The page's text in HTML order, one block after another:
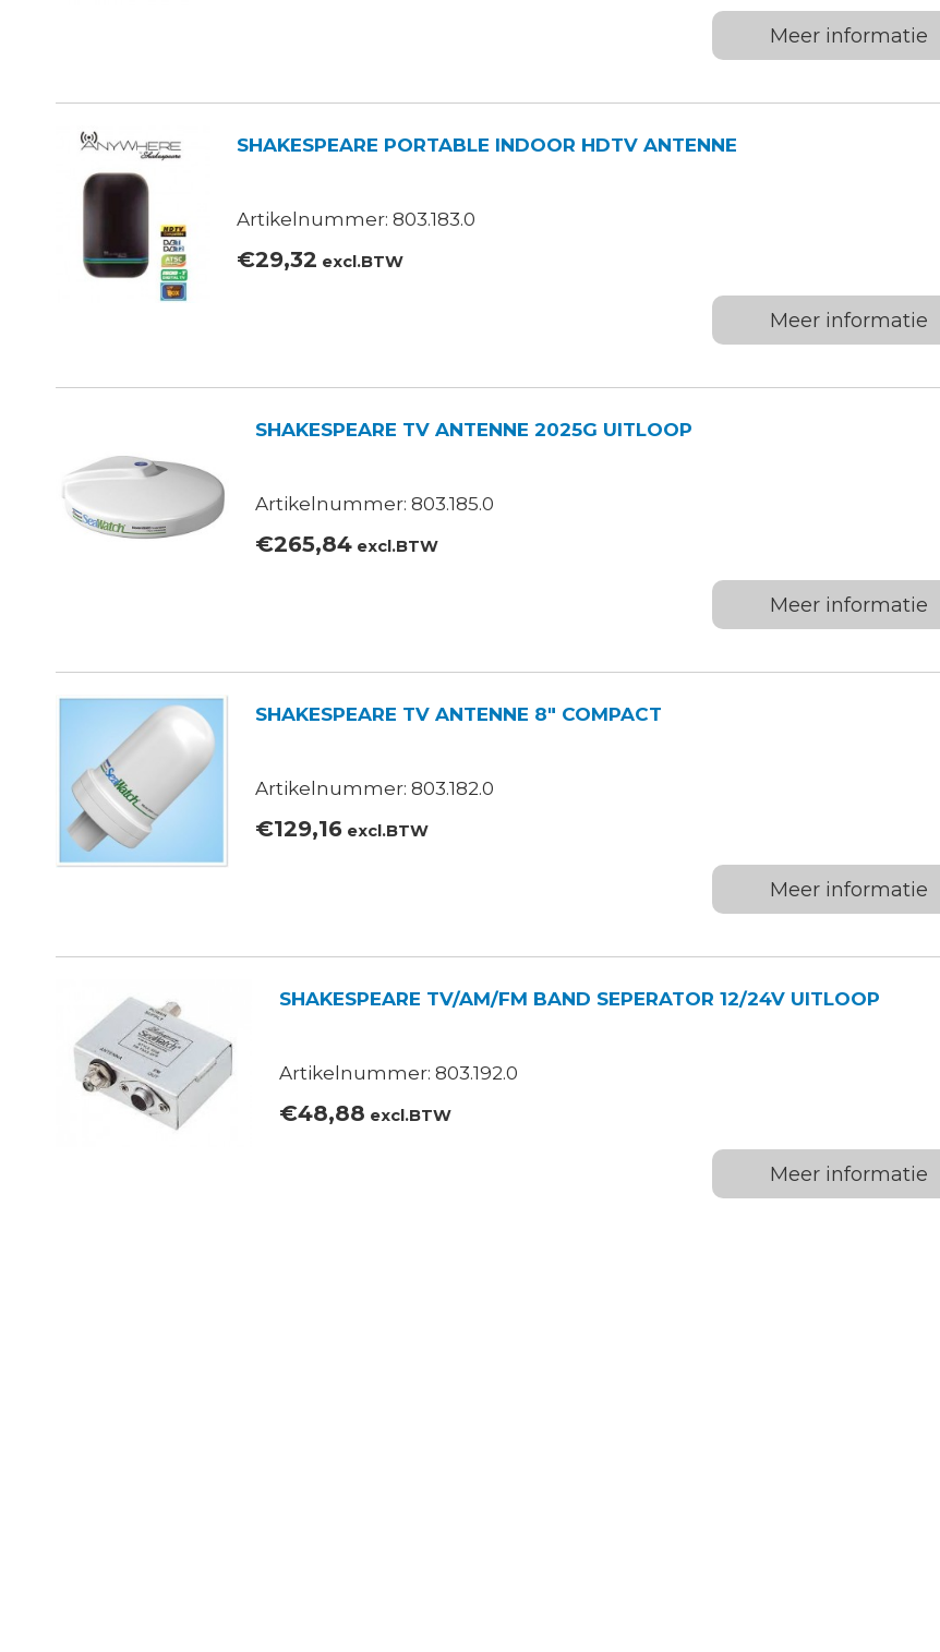
Meer informatie
SHAKESPEARE PORTABLE INDOOR HDTV ANTENNE
Artikelnummer: 803.183.0
€29,32 excl.BTW
Meer informatie
SHAKESPEARE TV ANTENNE 2025G UITLOOP
Artikelnummer: 803.185.0
€265,84 excl.BTW
Meer informatie
SHAKESPEARE TV ANTENNE 8″ COMPACT
Artikelnummer: 803.182.0
€129,16 excl.BTW
Meer informatie
SHAKESPEARE TV/AM/FM BAND SEPERATOR 12/24V UITLOOP
Artikelnummer: 803.192.0
€48,88 excl.BTW
Meer informatie